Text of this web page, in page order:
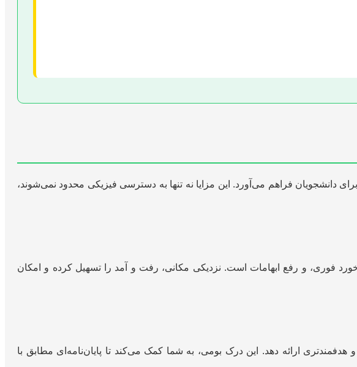
فراهم می‌آورد. این مزایا نه تنها به دسترسی فیزیکی محدود نمی‌شوند،
فوری، و رفع ابهامات است. نزدیکی مکانی، رفت و آمد را تسهیل کرده و امکان
ارائه دهد. این درک بومی، به شما کمک می‌کند تا پایان‌نامه‌ای مطابق با